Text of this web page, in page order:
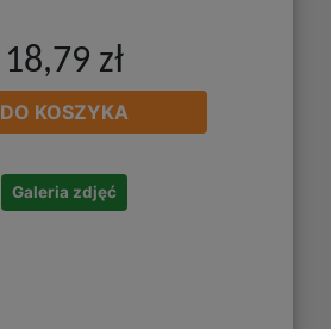
18,79 zł
DO KOSZYKA
Galeria zdjęć